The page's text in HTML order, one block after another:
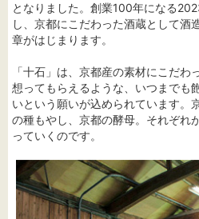
となりました。創業100年になる
し、京都にこだわった酒蔵として酒
章がはじまります。
「十石」は、京都産の素材にこだわ
想ってもらえるような、いつまでも
いという願いが込められています。
の種もやし、京都の酵母。それぞれ
っていくのです。